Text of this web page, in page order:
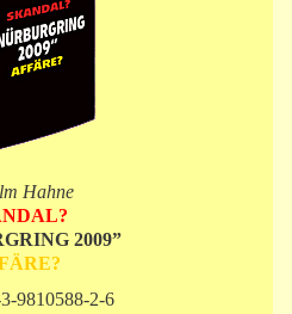
Hahne
2009”
9810588-2-6